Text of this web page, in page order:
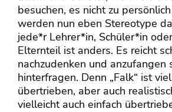
besuchen, es nicht zu
werden nun eben Stereotype
jede*r Lehrer*in, Schüler*in
Elternteil ist anders. Es reicht
nachzudenken und anzufangen
hinterfragen. Denn „Falk“ ist
übertrieben, aber auch
vielleicht auch einfach